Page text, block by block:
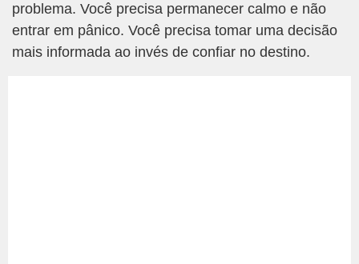
problema. Você precisa permanecer calmo e não
entrar em pânico. Você precisa tomar uma decisão
mais informada ao invés de confiar no destino.